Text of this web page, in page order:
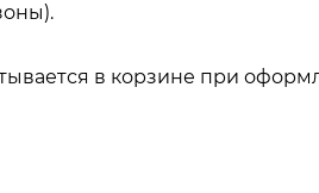
в корзине при